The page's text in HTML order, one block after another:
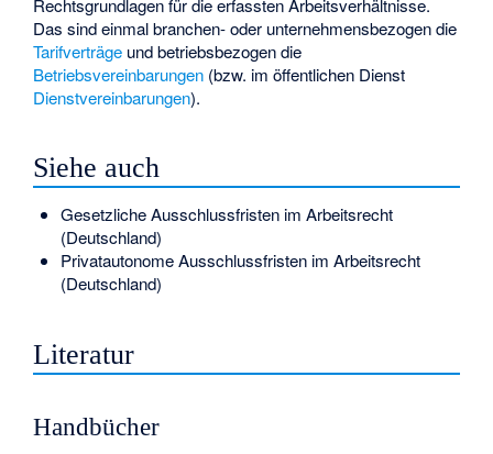
Das sind einmal branchen- oder unternehmensbezogen die
Tarifverträge und betriebsbezogen die
Betriebsvereinbarungen (bzw. im öffentlichen Dienst
Dienstvereinbarungen).
Siehe auch
Gesetzliche Ausschlussfristen im Arbeitsrecht
(Deutschland)
Privatautonome Ausschlussfristen im Arbeitsrecht
(Deutschland)
Literatur
Handbücher